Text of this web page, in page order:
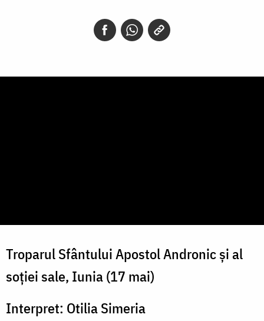
Troparul Sfântului Apostol Andronic și al
soției sale, Iunia (17 mai)
Interpret: Otilia Simeria